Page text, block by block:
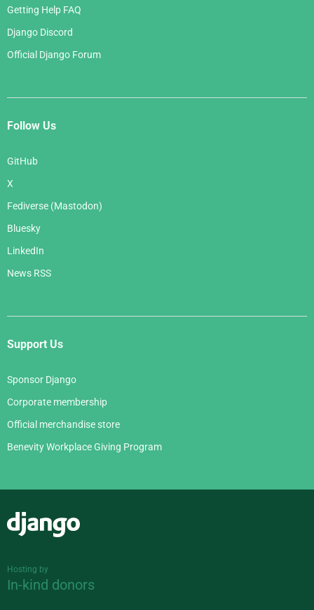
Getting Help FAQ
Django Discord
Official Django Forum
Follow Us
GitHub
X
Fediverse (Mastodon)
Bluesky
LinkedIn
News RSS
Support Us
Sponsor Django
Corporate membership
Official merchandise store
Benevity Workplace Giving Program
Hosting by
In-kind donors